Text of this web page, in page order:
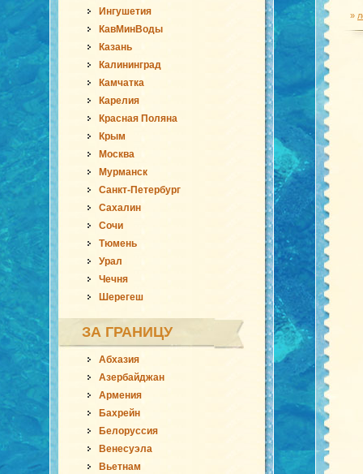
Ингушетия
КавМинВоды
Казань
Калининград
Камчатка
Карелия
Красная Поляна
Крым
Москва
Мурманск
Санкт-Петербург
Сахалин
Сочи
Тюмень
Урал
Чечня
Шерегеш
ЗА ГРАНИЦУ
Абхазия
Азербайджан
Армения
Бахрейн
Белоруссия
Венесуэла
Вьетнам
»